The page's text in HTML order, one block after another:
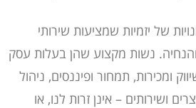
של יזמיות שמציעות שירותי
והנחיה. נשות מקצוע שהן בעלות עסק
ומכירות, תמחור ופיננסים, ניהול
ושירותים – אינן זרות לנו, או